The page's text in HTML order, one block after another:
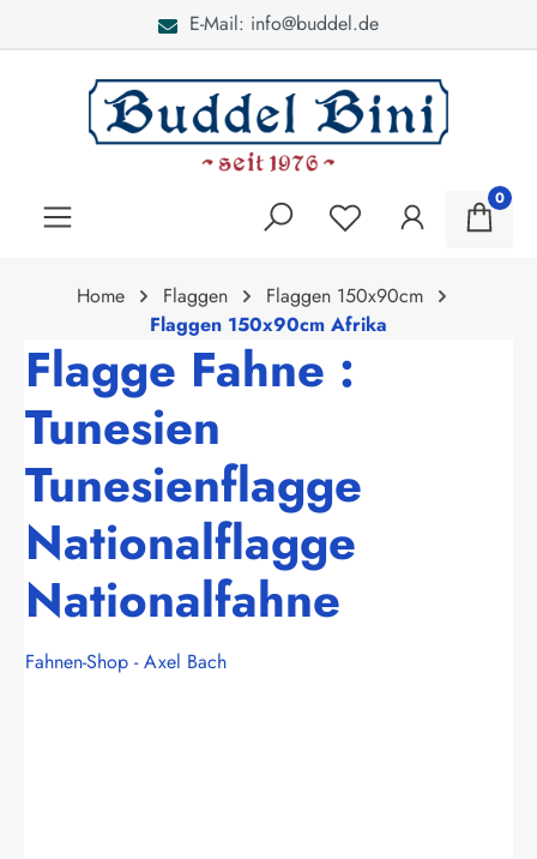
E-Mail: info@buddel.de
0
Home Flaggen
Flaggen 150x90cm
Flaggen 150x90cm Afrika
Flagge Fahne :
Tunesien
Tunesienflagge
Nationalflagge
Nationalfahne
Fahnen-Shop - Axel Bach